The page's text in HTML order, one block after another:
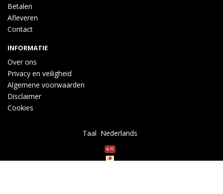
Betalen
Afleveren
Contact
INFORMATIE
Over ons
Privacy en veiligheid
Algemene voorwaarden
Disclaimer
Cookies
Taal